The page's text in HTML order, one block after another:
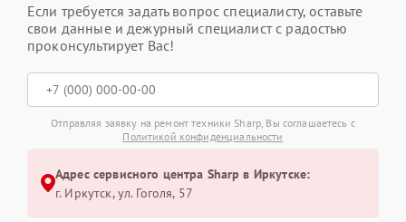
Если требуется задать вопрос специалисту, оставьте
свои данные и дежурный специалист с радостью
проконсультирует Вас!
Отправляя заявку на ремонт техники Sharp, Вы соглашаетесь с
Политикой конфиденциальности
Адрес сервисного центра Sharp в Иркутске:
г. Иркутск, ул. ​Гоголя, 57